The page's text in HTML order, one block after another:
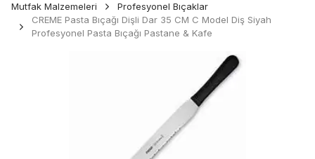
Mutfak Malzemeleri
Profesyonel Bıçaklar
CREME Pasta Bıçağı Dişli Dar 35 CM C Model Diş Siyah
Profesyonel Pasta Bıçağı Pastane & Kafe